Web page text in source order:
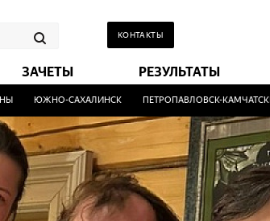
КОНТАКТЫ
ЗАЧЕТЫ РЕЗУЛЬТАТЫ
ЮЖНО-САХАЛИНСК ПЕТРОПАВЛОВСК-КАМЧАТСКИЙ